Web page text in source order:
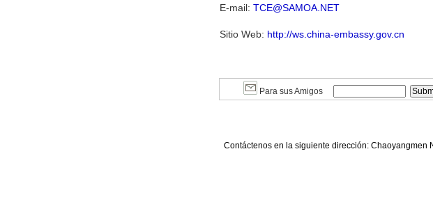
E-mail: TCE@SAMOA.NET
Sitio Web: http://ws.china-embassy.gov.cn
Para sus Amigos
Contáctenos en la siguiente dirección: Chaoyangmen